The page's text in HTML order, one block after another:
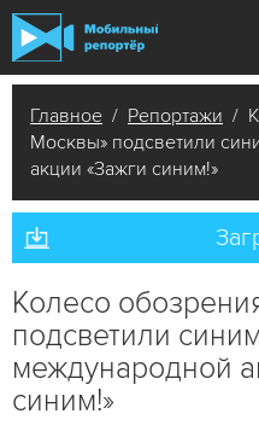
Главное / Репортажи /
Москвы» подсветили
акции «Зажги синим!»
Колесо
подсветили
международной
синим!»